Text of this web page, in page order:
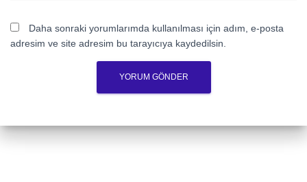
Daha sonraki yorumlarımda kullanılması için adım, e-posta
adresim ve site adresim bu tarayıcıya kaydedilsin.